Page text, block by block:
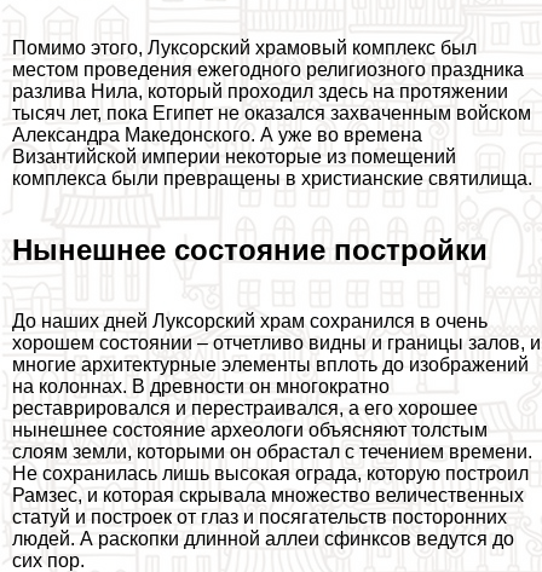
Помимо этого, Луксорский храмовый комплекс был
местом проведения ежегодного религиозного праздника
разлива Нила, который проходил здесь на протяжении
тысяч лет, пока Египет не оказался захваченным войском
Александра Македонского. А уже во времена
Византийской империи некоторые из помещений
комплекса были превращены в христианские святилища.
Нынешнее состояние постройки
До наших дней Луксорский храм сохранился в очень
хорошем состоянии – отчетливо видны и границы залов, и
многие архитектурные элементы вплоть до изображений
на колоннах. В древности он многократно
реставрировался и перестраивался, а его хорошее
нынешнее состояние археологи объясняют толстым
слоям земли, которыми он обрастал с течением времени.
Не сохранилась лишь высокая ограда, которую построил
Рамзес, и которая скрывала множество величественных
статуй и построек от глаз и посягательств посторонних
людей. А раскопки длинной аллеи сфинксов ведутся до
сих пор.